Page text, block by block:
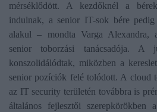
mérséklődött. A kezdőknél a
indulnak, a senior IT-sok bére
alakul – mondta Varga Alexandra,
senior toborzási tanácsadója. A
konszolidálódtak, miközben a
senior pozíciók felé tolódott. A cloud
az IT security területén továbbra is
általános fejlesztői szerepkörökben